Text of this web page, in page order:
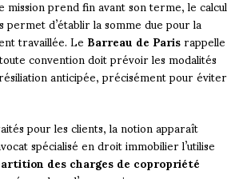
d’établir la somme due pour la
travaillée. LeBarreau de Parisrappelle
convention doit prévoir les modalités
anticipée, précisément pour éviter
pour les clients, la notion apparaît
spécialisé en droit immobilier l’utilise
des charges de copropriété